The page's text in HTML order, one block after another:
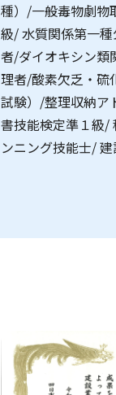
種）/一般毒物劇物
級/ 水質関係第一
者/ダイオキシン類
理者/酸素欠乏・硫
試験）/整理収納ア
書技能検定準１級/
ンニング技能士/